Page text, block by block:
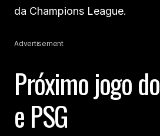
da Champions League.
Advertisement
Próximo jogo
e PSG